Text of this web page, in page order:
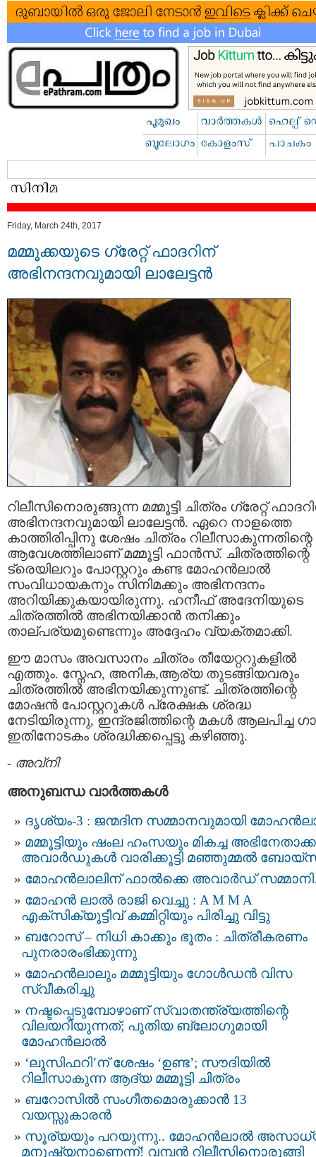
Friday, March 24th, 2017
മമ്മൂക്കയുടെ ഗ്രേറ്റ് ഫാദറിന്
അഭിനന്ദനവുമായി ലാലേട്ടന്‍
റിലീസിനൊരുങ്ങുന്ന മമ്മൂട്ടി ചിത്രം ഗ്രേറ്റ്
അഭിനന്ദനവുമായി ലാലേട്ടന്‍. ഏറെ നാളത്തെ
കാത്തിരിപ്പിനു ശേഷം ചിത്രം റിലീസാകുന്നതിന്റെ
ആവേശത്തിലാണ് മമ്മൂട്ടി ഫാന്‍സ്. ചിത്രത്തിന്റെ
ട്രെയിലറും പോസ്റ്ററും കണ്ട മോഹന്‍ലാല്‍
സംവിധായകനും സിനിമക്കും അഭിനന്ദനം
അറിയിക്കുകയായിരുന്നു. ഹനീഫ് അദേനിയുടെ
ചിത്രത്തില്‍ അഭിനയിക്കാന്‍ തനിക്കും
താല്പര്യമുണ്ടെന്നും അദ്ദേഹം വ്യക്തമാക്കി.
ഈ മാസം അവസാനം ചിത്രം തീയേറ്ററുകളില്‍
എത്തും. സ്നേഹ, അനിക,ആര്യ തുടങ്ങിയവരും
ചിത്രത്തില്‍ അഭിനയിക്കുന്നുണ്ട്. ചിത്രത്തിന്റെ
മോഷന്‍ പോസ്റ്ററുകള്‍ പ്രേക്ഷക ശ്രദ്ധ
നേടിയിരുന്നു, ഇന്ദ്രജിത്തിന്റെ മകള്‍ ആലപിച്ച
ഇതിനോടകം ശ്രദ്ധിക്കപ്പെട്ടു കഴിഞ്ഞു.
- അവ്നി
അനുബന്ധ വാര്‍ത്തകള്‍
ദൃശ്യം-3 : ജന്മദിന സമ്മാനവുമായി
മമ്മൂട്ടിയും ഷംല ഹംസയും മികച്ച
അവാർഡുകൾ വാരിക്കൂട്ടി മഞ്ഞുമ്മൽ
മോഹൻലാലിന് ഫാല്‍ക്കെ അവാര്‍ഡ്
മോഹൻ ലാൽ രാജി വെച്ചു : A M M A
എക്സിക്യൂട്ടീവ് കമ്മിറ്റിയും പിരിച്ചു വിട്ടു
ബറോസ് – നിധി കാക്കും ഭൂതം : ചിത്രീകരണം
പുനരാരംഭിക്കുന്നു
മോഹൻലാലും മമ്മൂട്ടിയും ഗോൾഡൻ വിസ
സ്വീകരിച്ചു
നഷ്ടപ്പെടുമ്പോഴാണ് സ്വാതന്ത്ര്യത്തിന്റെ
വിലയറിയുന്നത്; പുതിയ ബ്ലോഗുമായി
മോഹൻലാൽ
‘ലൂസിഫറി’ന് ശേഷം ‘ഉണ്ട’; സൗദിയിൽ
റിലീസാകുന്ന ആദ്യ മമ്മൂട്ടി ചിത്രം
ബറോസിൽ സംഗീതമൊരുക്കാൻ 13
വയസ്സുകാരൻ
സൂര്യയും പറയുന്നു.. മോഹന്‍ലാല്‍
മനുഷ്യനാണെന്ന്! വമ്പന്‍ റിലീസിനൊരുങ്ങി